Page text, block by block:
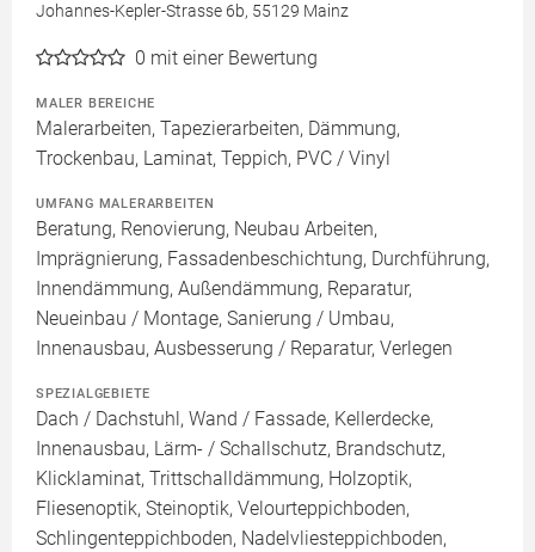
Johannes-Kepler-Strasse 6b, 55129 Mainz
0 mit einer Bewertung
MALER BEREICHE
Malerarbeiten, Tapezierarbeiten, Dämmung,
Trockenbau, Laminat, Teppich, PVC / Vinyl
UMFANG MALERARBEITEN
Beratung, Renovierung, Neubau Arbeiten,
Imprägnierung, Fassadenbeschichtung, Durchführung,
Innendämmung, Außendämmung, Reparatur,
Neueinbau / Montage, Sanierung / Umbau,
Innenausbau, Ausbesserung / Reparatur, Verlegen
SPEZIALGEBIETE
Dach / Dachstuhl, Wand / Fassade, Kellerdecke,
Innenausbau, Lärm- / Schallschutz, Brandschutz,
Klicklaminat, Trittschalldämmung, Holzoptik,
Fliesenoptik, Steinoptik, Velourteppichboden,
Schlingenteppichboden, Nadelvliesteppichboden,